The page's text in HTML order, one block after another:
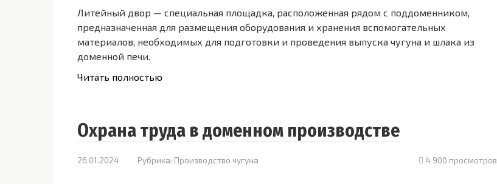
Литейный двор — специальная площадка, расположенная рядом с поддоменником,
предназначенная для размещения оборудования и хранения вспомогательных
материалов, необходимых для подготовки и проведения выпуска чугуна и шлака из
доменной печи.
Читать полностью
Охрана труда в доменном производстве
26.01.2024 Рубрика: Производство чугуна 4 900 просмотров